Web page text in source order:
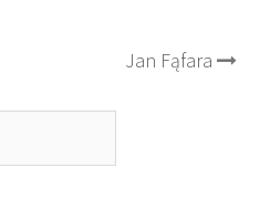
Jan Fąfara